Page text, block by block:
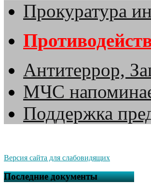
Прокуратура
Антитеррор,
МЧС
Поддержка
Версия сайта для слабовидящих
Последние документы